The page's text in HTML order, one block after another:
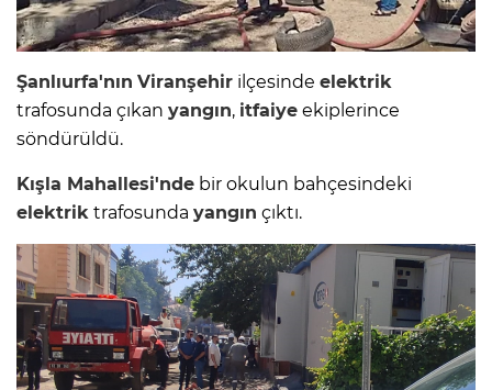
Şanlıurfa'nın Viranşehir ilçesinde elektrik
trafosunda çıkan yangın, itfaiye ekiplerince
söndürüldü.
Kışla Mahallesi'nde bir okulun bahçesindeki
elektrik trafosunda yangın çıktı.